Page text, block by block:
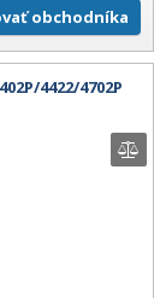
obchodníka
4422/4702P